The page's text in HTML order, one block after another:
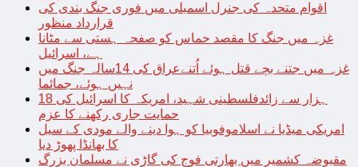
اقوام متحدہ کی جنرل اسمبلی میں فوری جنگ بندی کی
قرارداد منظور
غزہ میں جنگ کا مقصد حماس کو صفحہ ہستی سے مٹانا
ہے، اسرائیل
غزہ میں جتنے بچے قتل ہوئے اُتنےعراق کی 14سالہ جنگ میں
نہیں ہوئے، جمائما
18 ہزار سے زائدفلسطینی شہید، امریکہ کا اسرائیل کی
حمایت جاری رکھنے کا عزم
امریکی میڈیا نے اسلاموفوبیا کو ہوا دینے والے مودی کے سیل
کا بھانڈا پھوڑ دیا
مقبوضہ کشمیر میں بھارتی فوج کی گاڑی نے مسلمان بزرگ